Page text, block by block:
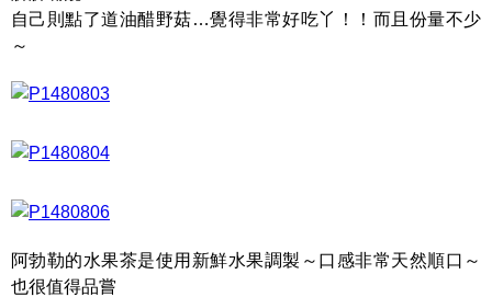
自己則點了道油醋野菇…覺得非常好吃丫！！而且份量不少
～
阿勃勒的水果茶是使用新鮮水果調製～口感非常天然順口～
也很值得品嘗